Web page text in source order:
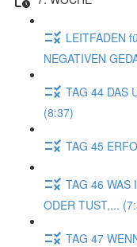
LEITFADEN
NEGATIVEN
TAG 44 DAS
(8:37)
TAG 45
TAG 46 WAS
ODER TUST,...
TAG 47